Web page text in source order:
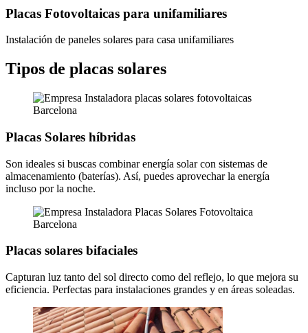
Placas Fotovoltaicas para unifamiliares
Instalación de paneles solares para casa unifamiliares
Tipos de placas solares
Placas Solares híbridas
Son ideales si buscas combinar energía solar con sistemas de
almacenamiento (baterías). Así, puedes aprovechar la energía
incluso por la noche.
Placas solares bifaciales
Capturan luz tanto del sol directo como del reflejo, lo que mejora su
eficiencia. Perfectas para instalaciones grandes y en áreas soleadas.